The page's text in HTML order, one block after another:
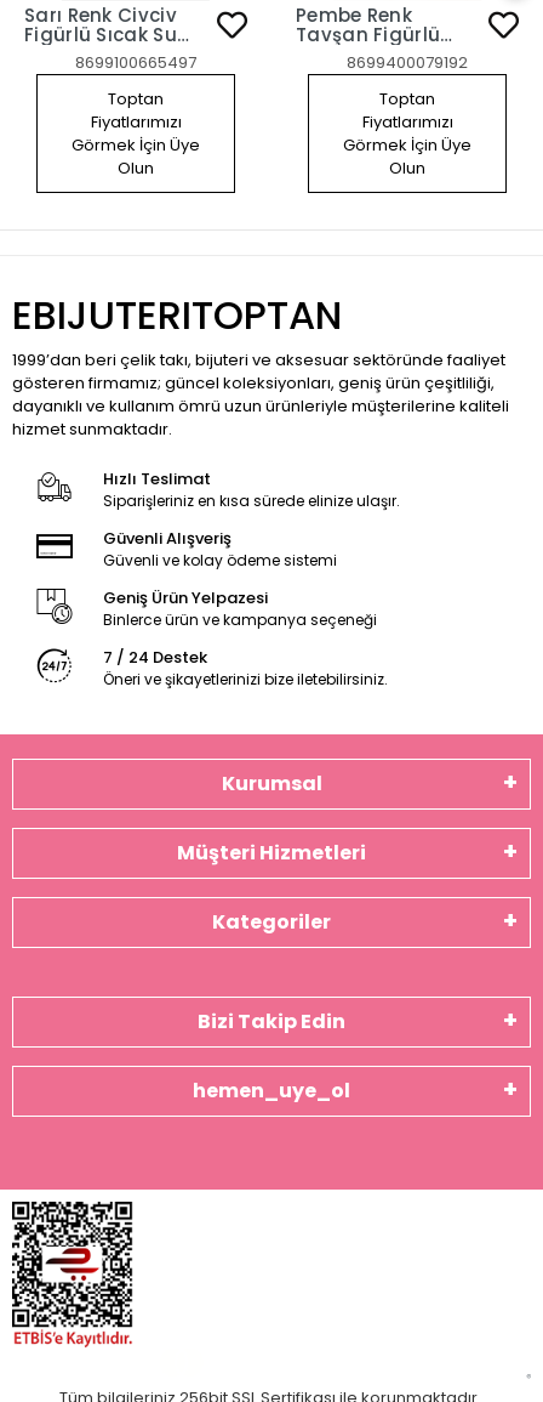
Sarı Renk Civciv
Figürlü Sıcak Su
Torbası8699100665497
Toptan
Fiyatlarımızı
Görmek İçin Üye
Olun
Pembe Renk
Tavşan Figürlü
Peluş Sıcak Su
Torbası8699400079192
Toptan
Fiyatlarımızı
Görmek İçin Üye
Olun
EBIJUTERITOPTAN
1999’dan beri çelik takı, bijuteri ve aksesuar sektöründe faaliyet
gösteren firmamız; güncel koleksiyonları, geniş ürün çeşitliliği,
dayanıklı ve kullanım ömrü uzun ürünleriyle müşterilerine kaliteli
hizmet sunmaktadır.
Hızlı Teslimat
Siparişleriniz en kısa sürede elinize ulaşır.
Güvenli Alışveriş
Güvenli ve kolay ödeme sistemi
Geniş Ürün Yelpazesi
Binlerce ürün ve kampanya seçeneği
7 / 24 Destek
Öneri ve şikayetlerinizi bize iletebilirsiniz.
Kurumsal
Müşteri Hizmetleri
Kategoriler
Bizi Takip Edin
hemen_uye_ol
Tüm bilgileriniz 256bit SSL Sertifikası ile korunmaktadır.